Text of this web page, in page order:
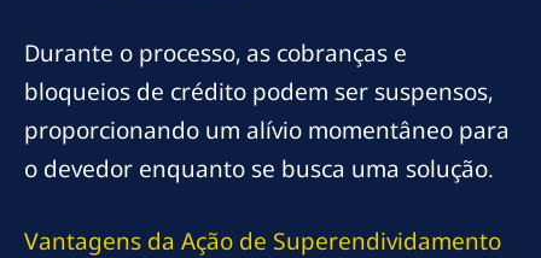
Durante o processo, as cobranças e
bloqueios de crédito podem ser suspensos,
proporcionando um alívio momentâneo para
o devedor enquanto se busca uma solução.
Vantagens da Ação de Superendividamento